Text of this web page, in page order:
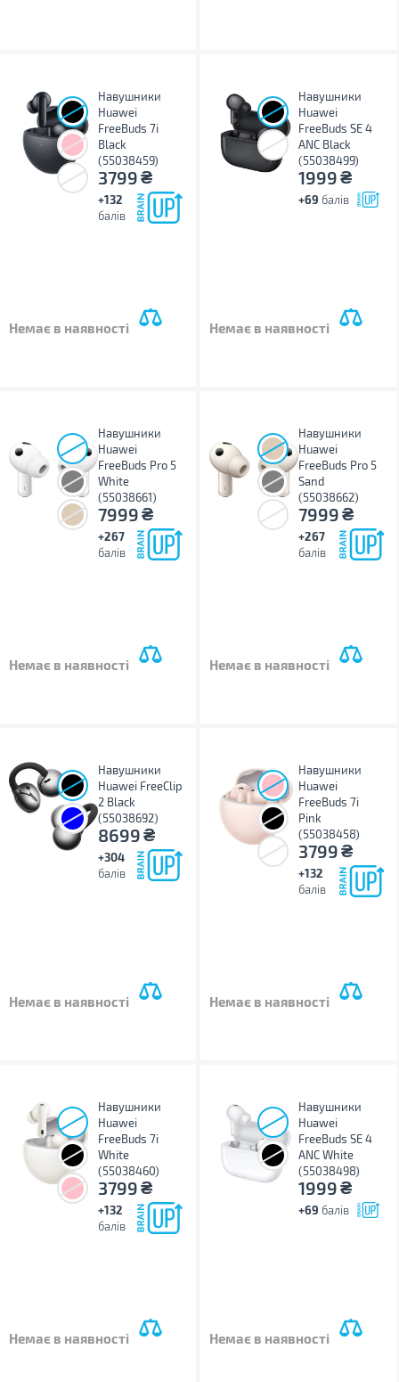
Навушники
Huawei
FreeBuds 7i
Black
(55038459)
3799₴
+132
балів
Немає в наявності
Навушники
Huawei
FreeBuds SE 4
ANC Black
(55038499)
1999₴
+69 балів
Немає в наявності
Навушники
Huawei
FreeBuds Pro 5
White
(55038661)
7999₴
+267
балів
Немає в наявності
Навушники
Huawei
FreeBuds Pro 5
Sand
(55038662)
7999₴
+267
балів
Немає в наявності
Навушники
Huawei FreeClip
2 Black
(55038692)
8699₴
+304
балів
Немає в наявності
Навушники
Huawei
FreeBuds 7i
Pink
(55038458)
3799₴
+132
балів
Немає в наявності
Навушники
Huawei
FreeBuds 7i
White
(55038460)
3799₴
+132
балів
Немає в наявності
Навушники
Huawei
FreeBuds SE 4
ANC White
(55038498)
1999₴
+69 балів
Немає в наявності